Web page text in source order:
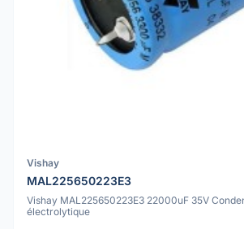
Vishay
MAL225650223E3
Vishay MAL225650223E3 22000uF 35V
électrolytique